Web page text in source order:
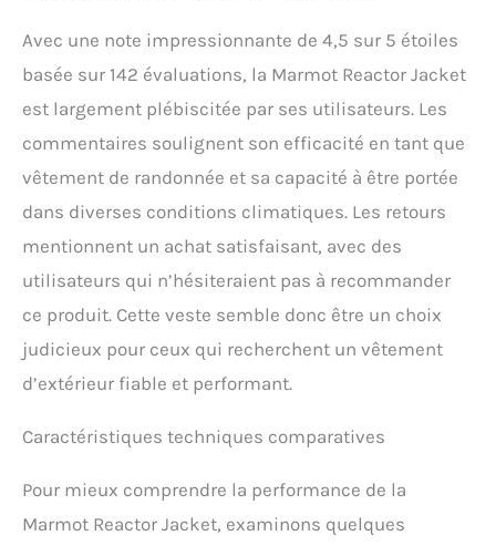
Avec une note impressionnante de 4,5 sur 5 étoiles
basée sur 142 évaluations, la Marmot Reactor Jacket
est largement plébiscitée par ses utilisateurs. Les
commentaires soulignent son efficacité en tant que
vêtement de randonnée et sa capacité à être portée
dans diverses conditions climatiques. Les retours
mentionnent un achat satisfaisant, avec des
utilisateurs qui n’hésiteraient pas à recommander
ce produit. Cette veste semble donc être un choix
judicieux pour ceux qui recherchent un vêtement
d’extérieur fiable et performant.
Caractéristiques techniques comparatives
Pour mieux comprendre la performance de la
Marmot Reactor Jacket, examinons quelques